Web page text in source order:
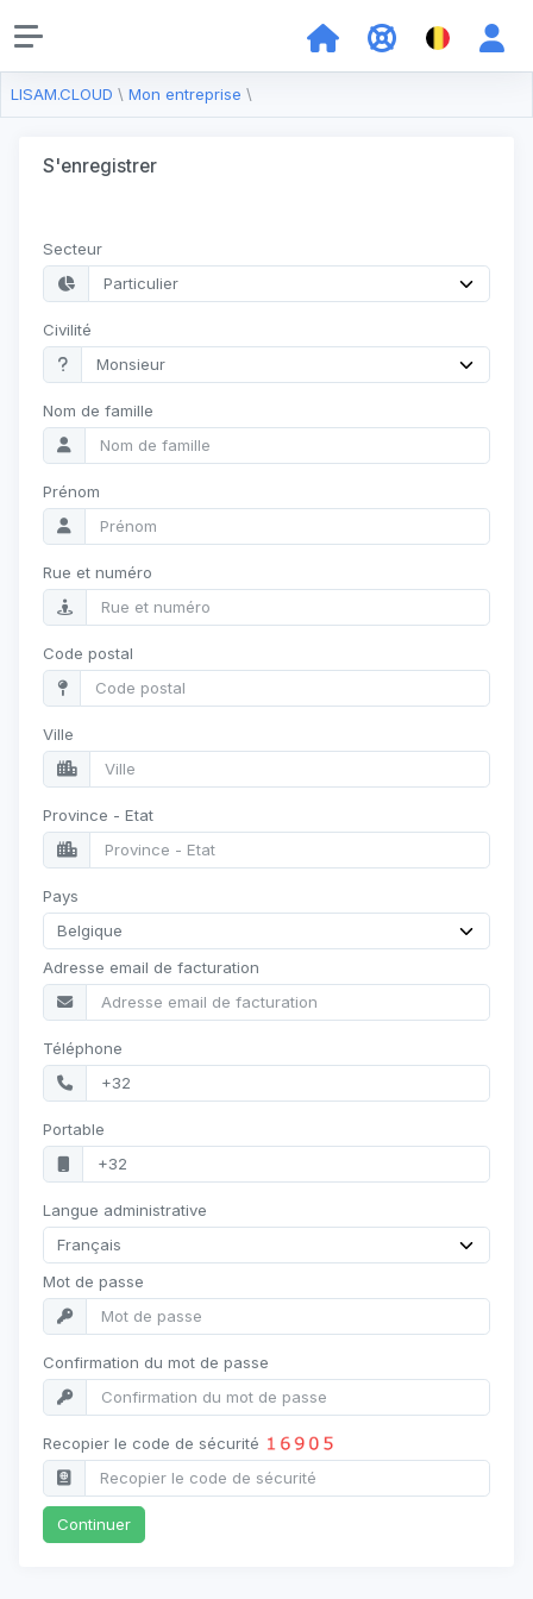
LISAM.CLOUD \ Mon entreprise \
S'enregistrer
Secteur
Civilité
Nom de famille
Prénom
Rue et numéro
Code postal
Ville
Province - Etat
Pays
Adresse email de facturation
Téléphone
Portable
Langue administrative
Mot de passe
Confirmation du mot de passe
Recopier le code de sécurité
Continuer